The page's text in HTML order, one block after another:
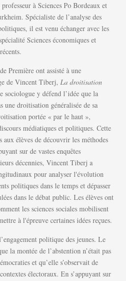
à Sciences Po Bordeaux et
Spécialiste de l’analyse des
il est venu échanger avec les
Sciences économiques et
Première ont assisté à une
de Vincent Tiberj, La droitisation
sociologue y défend l’idée que la
une droitisation généralisée de sa
portée « par le haut »,
médiatiques et politiques. Cette
aux élèves de découvrir les méthodes
sur de vastes enquêtes
décennies, Vincent Tiberj a
pour analyser l'évolution
politiques dans le temps et dépasser
dans le débat public. Les élèves ont
les sciences sociales mobilisent
à l'épreuve certaines idées reçues.
politique des jeunes. Le
la montée de l’abstention n’était pas
et qu’elle s’observait de
électoraux. En s’appuyant sur